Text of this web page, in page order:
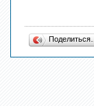
Поделиться…